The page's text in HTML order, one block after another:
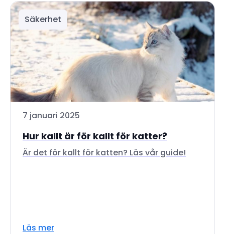
Säkerhet
7 januari 2025
Hur kallt är för kallt för katter?
Är det för kallt för katten? Läs vår guide!
Läs mer